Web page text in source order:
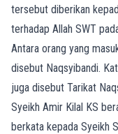
tersebut diberikan
terhadap Allah SWT
Antara orang yang
disebut Naqsyibandi.
juga disebut Tarikat
Syeikh Amir Kilal KS
berkata kepada Syeikh